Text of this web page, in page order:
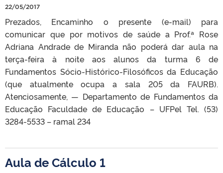
22/05/2017
Prezados, Encaminho o presente (e-mail) para
comunicar que por motivos de saúde a Prof.ª Rose
Adriana Andrade de Miranda não poderá dar aula na
terça-feira à noite aos alunos da turma 6 de
Fundamentos Sócio-Histórico-Filosóficos da Educação
(que atualmente ocupa a sala 205 da FAURB).
Atenciosamente, — Departamento de Fundamentos da
Educação Faculdade de Educação – UFPel Tel. (53)
3284-5533 – ramal 234
Aula de Cálculo 1